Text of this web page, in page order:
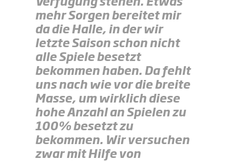
mehr Sorgen bereitet mir
da die Halle, in der wir
letzte Saison schon nicht
alle Spiele besetzt
bekommen haben. Da fehlt
uns nach wie vor die breite
Masse, um wirklich diese
hohe Anzahl an Spielen zu
100% besetzt zu
bekommen. Wir versuchen
zwar mit Hilfe von